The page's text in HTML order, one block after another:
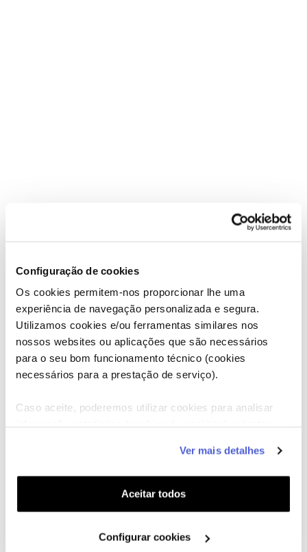
Configuração de cookies
Os cookies permitem-nos proporcionar lhe uma
experiência de navegação personalizada e segura.
Utilizamos cookies e/ou ferramentas similares nos
nossos websites ou aplicações que são necessários
para o seu bom funcionamento técnico (cookies
necessários para a prestação de serviço).
Caso aceite, poderemos utilizar cookies para analisar
funcionalidades (cookies de personalização e
funcionalidade) e adaptar anúncios aos seus interesses
(cookies de publicidade personalizada). Pode gerir a
Ver mais detalhes
Aceitar todos
Configurar cookies